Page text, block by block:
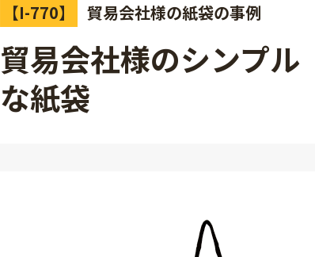
【I-770】 貿易会社様の紙袋の事例
貿易会社様のシンプル
な紙袋